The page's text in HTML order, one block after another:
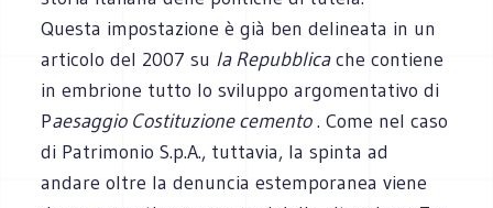
Questa impostazione è già ben delineata in un
articolo del 2007 su la Repubblicache contiene
in embrione tutto lo sviluppo argomentativo di
Paesaggio Costituzione cemento. Come nel caso
di Patrimonio S.p.A., tuttavia, la spinta ad
andare oltre la denuncia estemporanea viene